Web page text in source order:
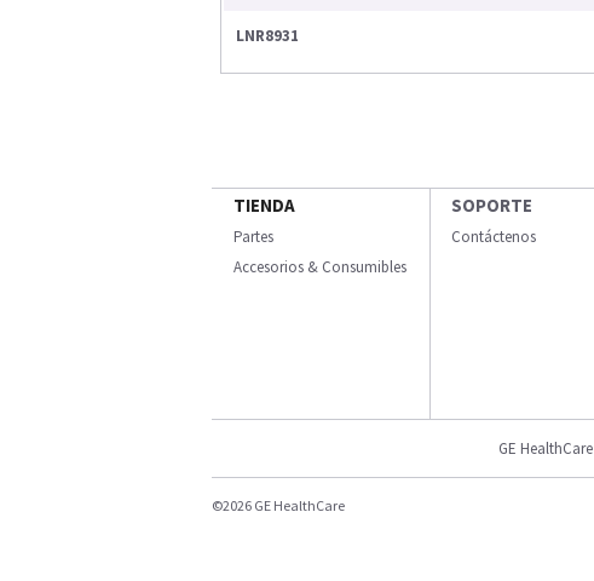
LNR8931
TIENDA
Partes
Accesorios & Consumibles
SOPORTE
Contáctenos
GE HealthCare
©2026 GE HealthCare